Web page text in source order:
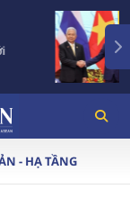
trí triển khai thực chất
- HẠ TẦNG